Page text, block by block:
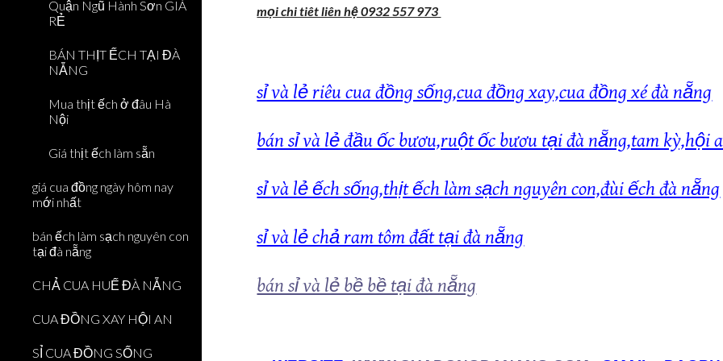
Quận Ngũ Hành Sơn GIÁ
RẺ
BÁN THỊT ẾCH TẠI ĐÀ
NẴNG
Mua thịt ếch ở đâu Hà
Nội
Giá thịt ếch làm sẵn
giá cua đồng ngày hôm nay
mới nhất
bán ếch làm sạch nguyên con
tại đà nẵng
CHẢ CUA HUẾ ĐÀ NẴNG
CUA ĐỒNG XAY HỘI AN
SỈ CUA ĐỒNG SỐNG
mọi chi tiêt liên hệ 0932 557 973
sỉ và lẻ riêu cua đồng sống,cua đồng xay,cua đồng xé đà nẵng
bán sỉ và lẻ đầu ốc bươu,ruột ốc bươu tại đà nẵng,tam kỳ,hội
sỉ và lẻ ếch sống,thịt ếch làm sạch nguyên con,đùi ếch đà nẵng
sỉ và lẻ chả ram tôm đất tại đà nẵng
bán sỉ và lẻ bề bề tại đà nẵng